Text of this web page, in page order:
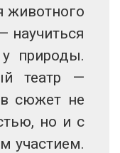
животного
природы.
театр —
в сюжет не
но и с
участием.